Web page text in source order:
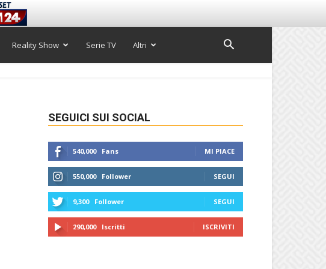
Reality Show Serie TV Altri
SEGUICI SUI SOCIAL
540,000 Fans MI PIACE
550,000 Follower SEGUI
9,300 Follower SEGUI
290,000 Iscritti ISCRIVITI